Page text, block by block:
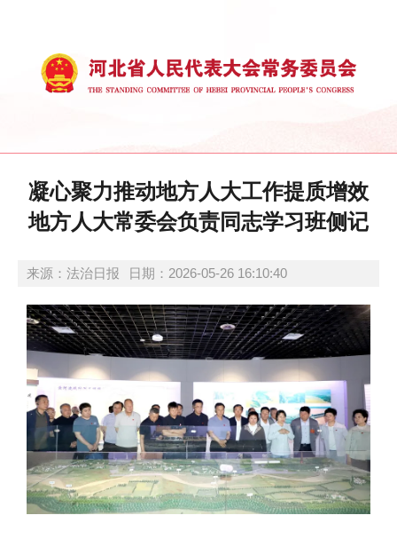
凝心聚力推动地方人大工作提质增效
地方人大常委会负责同志学习班侧记
来源：法治日报 日期：2026-05-26 16:10:40